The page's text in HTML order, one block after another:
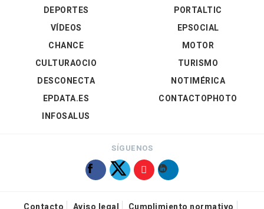
DEPORTES
VÍDEOS
PORTALTIC
EPSOCIAL
CHANCE
CULTURAOCIO
DESCONECTA
EPDATA.ES
INFOSALUS
MOTOR
TURISMO
NOTIMÉRICA
CONTACTOPHOTO
SÍGUENOS